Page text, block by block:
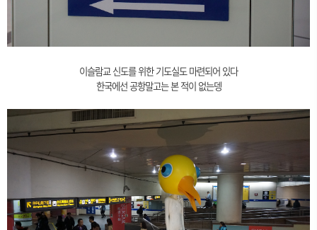
이슬람교 신도를 위한 기도실도 마련되어 있다
한국에선 공항말고는 본 적이 없는뎅